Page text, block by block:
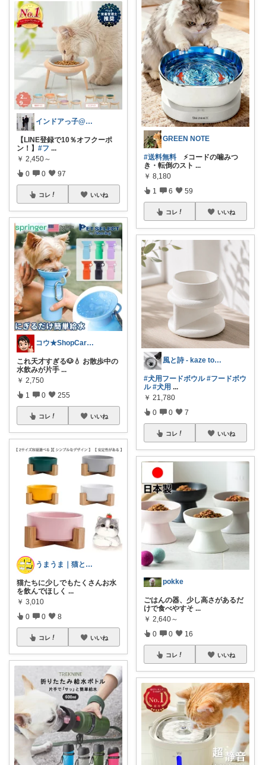
インドアっ子@ご購入ありがとうございます
【LINE登録で10％オフクーポ
ン！】 #フ ...
￥ 2,450～
0 0 97
コレ いいね
コウ★ShopCarefulBuyer
これ天才すぎる🐶💧 お散歩中の
水飲みが片手 ...
￥ 2,750
1 0 255
コレ いいね
うまうま｜猫との暮らし
猫たちに少しでもたくさんお水
を飲んでほしく ...
￥ 3,010
0 0 8
コレ いいね
GREEN NOTE
#送料無料 ⚡コードの噛みつ
き・転倒のスト ...
￥ 8,180
1 6 59
コレ いいね
風と詩 - kaze to uta -
#犬用フードボウル #フードボウ
ル #犬用 ...
￥ 21,780
0 0 7
コレ いいね
pokke
ごはんの器、少し高さがあるだ
けで食べやすそ ...
￥ 2,640～
0 0 16
コレ いいね